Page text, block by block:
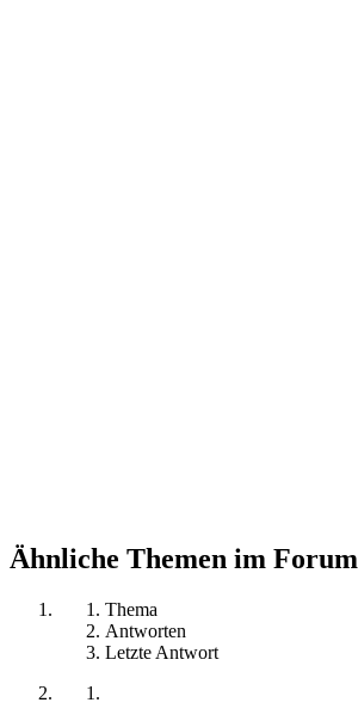
Ähnliche Themen im Forum
Thema
Antworten
Letzte Antwort